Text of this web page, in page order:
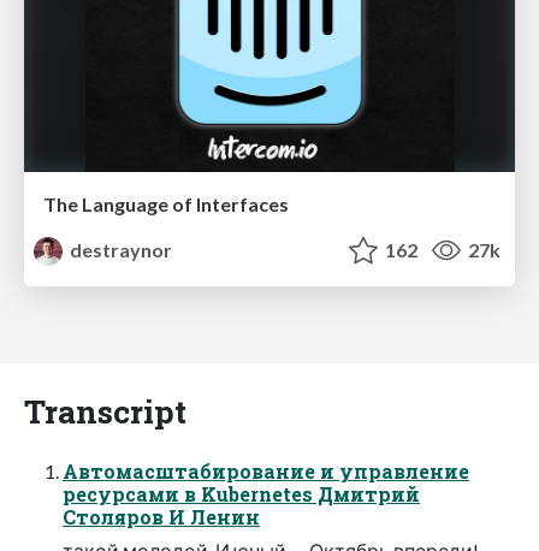
The Language of Interfaces
destraynor
162 27k
Transcript
Автомасштабирование и управление
ресурсами в Kubernetes Дмитрий
Столяров И Ленин